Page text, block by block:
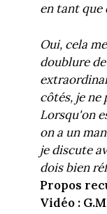
en tant que
Oui, cela
doublure
côtés, je ne
Lorsqu'on
on a un
je discute
dois bien
Propos
Vidéo :